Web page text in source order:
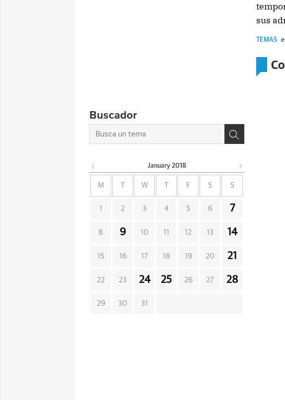
sus
TEMAS
Buscador
January 2018
M W F S S
1 2 3 4 5 6 7
8 9 10 11 12 13 14
15 16 17 18 19 20 21
22 23 24 25 26 27 28
29 30 31